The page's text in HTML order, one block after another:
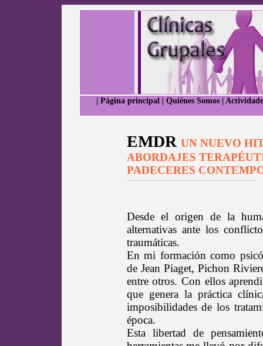
Página principal| Quiénes Somos|
EMDR UN NUEVO
ABORDAJES
PADECERES
Desde el origen de la
alternativas ante los
traumáticas.
En mi formación como
de Jean Piaget, Pichon
entre otros. Con ellos
que genera la práctica
imposibilidades de los
época.
Esta libertad de